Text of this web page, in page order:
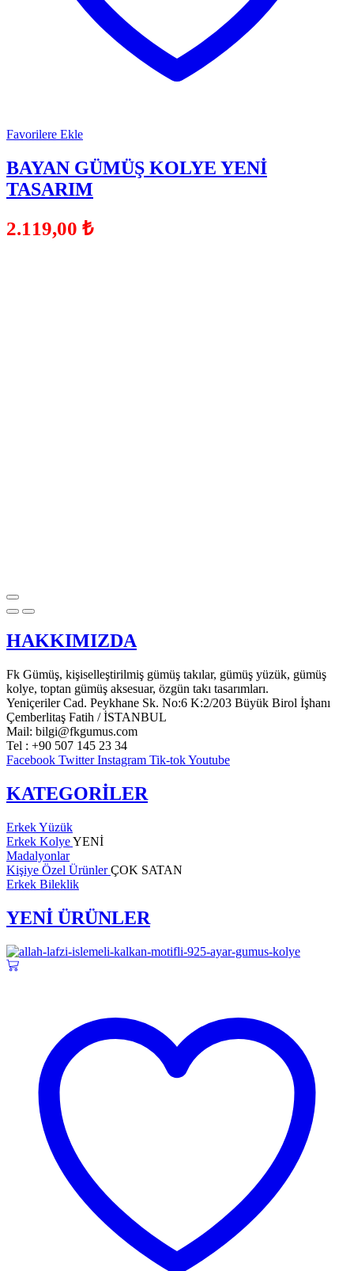
Favorilere Ekle
BAYAN GÜMÜŞ KOLYE YENİ
TASARIM
2.119,00 ₺
HAKKIMIZDA
Fk Gümüş, kişiselleştirilmiş gümüş takılar, gümüş yüzük, gümüş
kolye, toptan gümüş aksesuar, özgün takı tasarımları.
Yeniçeriler Cad. Peykhane Sk. No:6 K:2/203 Büyük Birol İşhanı
Çemberlitaş Fatih / İSTANBUL
Mail: bilgi@fkgumus.com
Tel : +90 507 145 23 34
Facebook Twitter Instagram Tik-tokYoutube
KATEGORİLER
Erkek Yüzük
Erkek KolyeYENİ
Madalyonlar
Kişiye Özel ÜrünlerÇOK SATAN
Erkek Bileklik
YENİ ÜRÜNLER